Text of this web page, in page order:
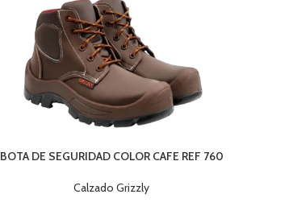
BOTA DE SEGURIDAD COLOR CAFE REF 760
Calzado Grizzly